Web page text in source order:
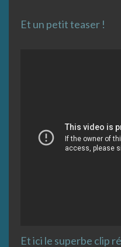
Et un petit teaser !
Et ici le superbe clip